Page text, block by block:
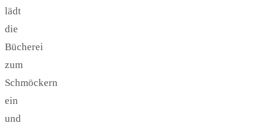
lädt
die
Bücherei
zum
Schmöckern
ein
und